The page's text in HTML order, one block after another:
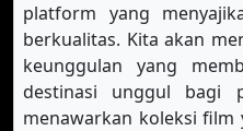
platform yang
berkualitas. Kita akan
keunggulan yang
destinasi unggul bagi
menawarkan koleksi film